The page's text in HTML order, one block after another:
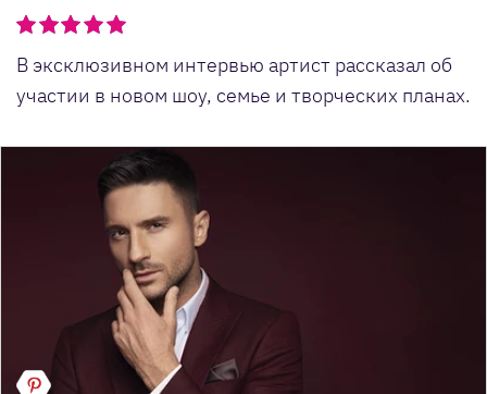
В эксклюзивном интервью артист рассказал об
участии в новом шоу, семье и творческих планах.